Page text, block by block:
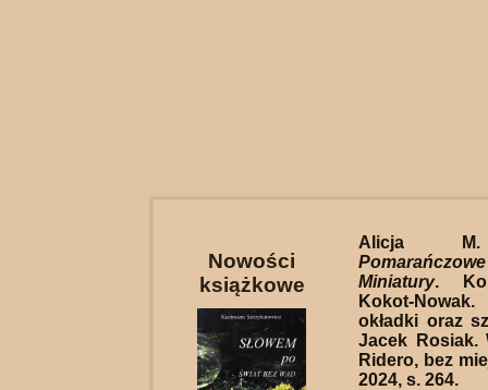
Nowości
książkowe
Alicja
Miniatury.
Kokot-
okładki oraz
Jacek Rosiak.
Ridero, bez
2024, s. 264.